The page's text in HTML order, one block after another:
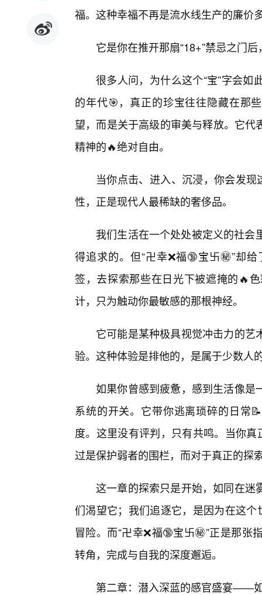
福。这种幸福不再是流水线生产的廉价
它是你在推开那扇“18+”禁忌之门
很多人问，为什么这个“宝”字会
的年代🎯，真正的珍宝往往隐藏在那
望，而是关于高级的审美与释放。它
精神的🔥绝对自由。
当你点击、进入、沉浸，你会发
性，正是现代人最稀缺的奢侈品。
我们生活在一个处处被定义的社
得追求的。但“卍幸❌福🔞宝卐㊙️”却
签，去探索那些在日光下被遮掩的🔥
计，只为触动你最敏感的那根神经。
它可能是某种极具视觉冲击力的
验。这种体验是排他的，是属于少数人
如果你曾感到疲惫，感到生活像是
系统的开关。它带你逃离琐碎的日常
度。这里没有评判，只有共鸣。当你
过是保护弱者的围栏，而对于真正的探
这一章的探索只是开始，如同在迷
们渴望它；我们追逐它，是因为在这
冒险。而“卍幸❌福🔞宝卐㊙️”正是那
转角，完成与自我的深度邂逅。
第二章：潜入深蓝的感官盛宴——